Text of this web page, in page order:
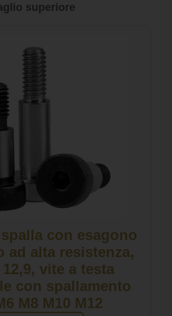
superiore
con esagono
ad alta resistenza,
vite a testa
con spallamento
M8 M10 M12